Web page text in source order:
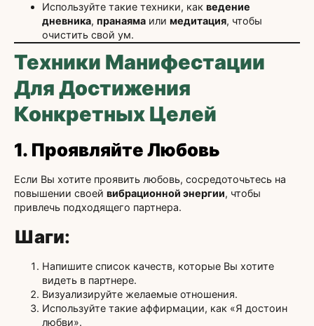
Используйте такие техники, как ведение
дневника, пранаяма или медитация, чтобы
очистить свой ум.
Техники Манифестации
Для Достижения
Конкретных Целей
1. Проявляйте Любовь
Если Вы хотите проявить любовь, сосредоточьтесь на
повышении своей вибрационной энергии, чтобы
привлечь подходящего партнера.
Шаги:
Напишите список качеств, которые Вы хотите
видеть в партнере.
Визуализируйте желаемые отношения.
Используйте такие аффирмации, как «Я достоин
любви».